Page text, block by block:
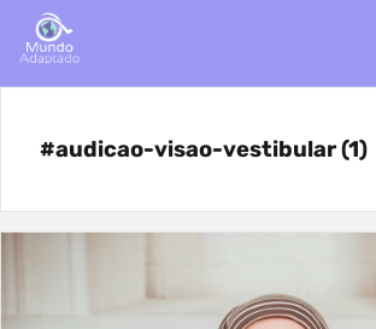
#audicao-visao-vestibular (1)